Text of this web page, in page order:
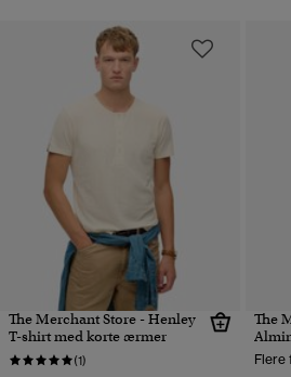
The Merchant Store - Henley
T-shirt med korte ærmer
(1)
The
Flere